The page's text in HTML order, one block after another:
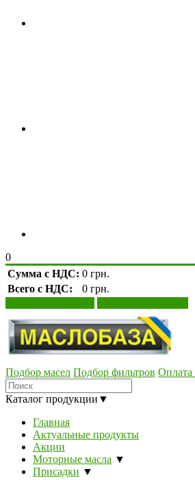
0
Сумма с НДС: 0 грн.
Всего с НДС:
0 грн.
Подбор масел Подбор фильтров Оплата
Каталог продукции ▼
Главная
Актуальные продукты
Акции
Моторные масла ▼
Присадки ▼